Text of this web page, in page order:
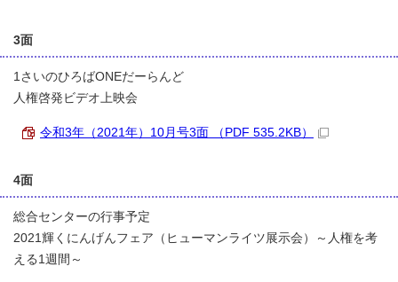
3面
1さいのひろばONEだーらんど
人権啓発ビデオ上映会
令和3年（2021年）10月号3面 （PDF 535.2KB）
4面
総合センターの行事予定
2021輝くにんげんフェア（ヒューマンライツ展示会）～人権を考
える1週間～